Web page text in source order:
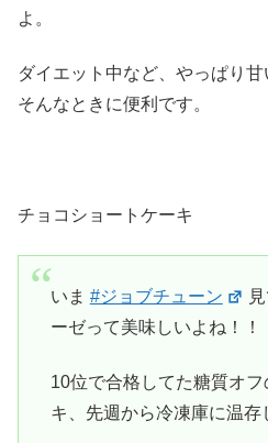
よ。
ダイエット中など、やっぱり甘
そんなときに便利です。
チョコショートケーキ
いま #ジョブチューン
ーゼって美味しいよね！！
10位で合格してた糖質オ
キ、先週から冷凍庫に温